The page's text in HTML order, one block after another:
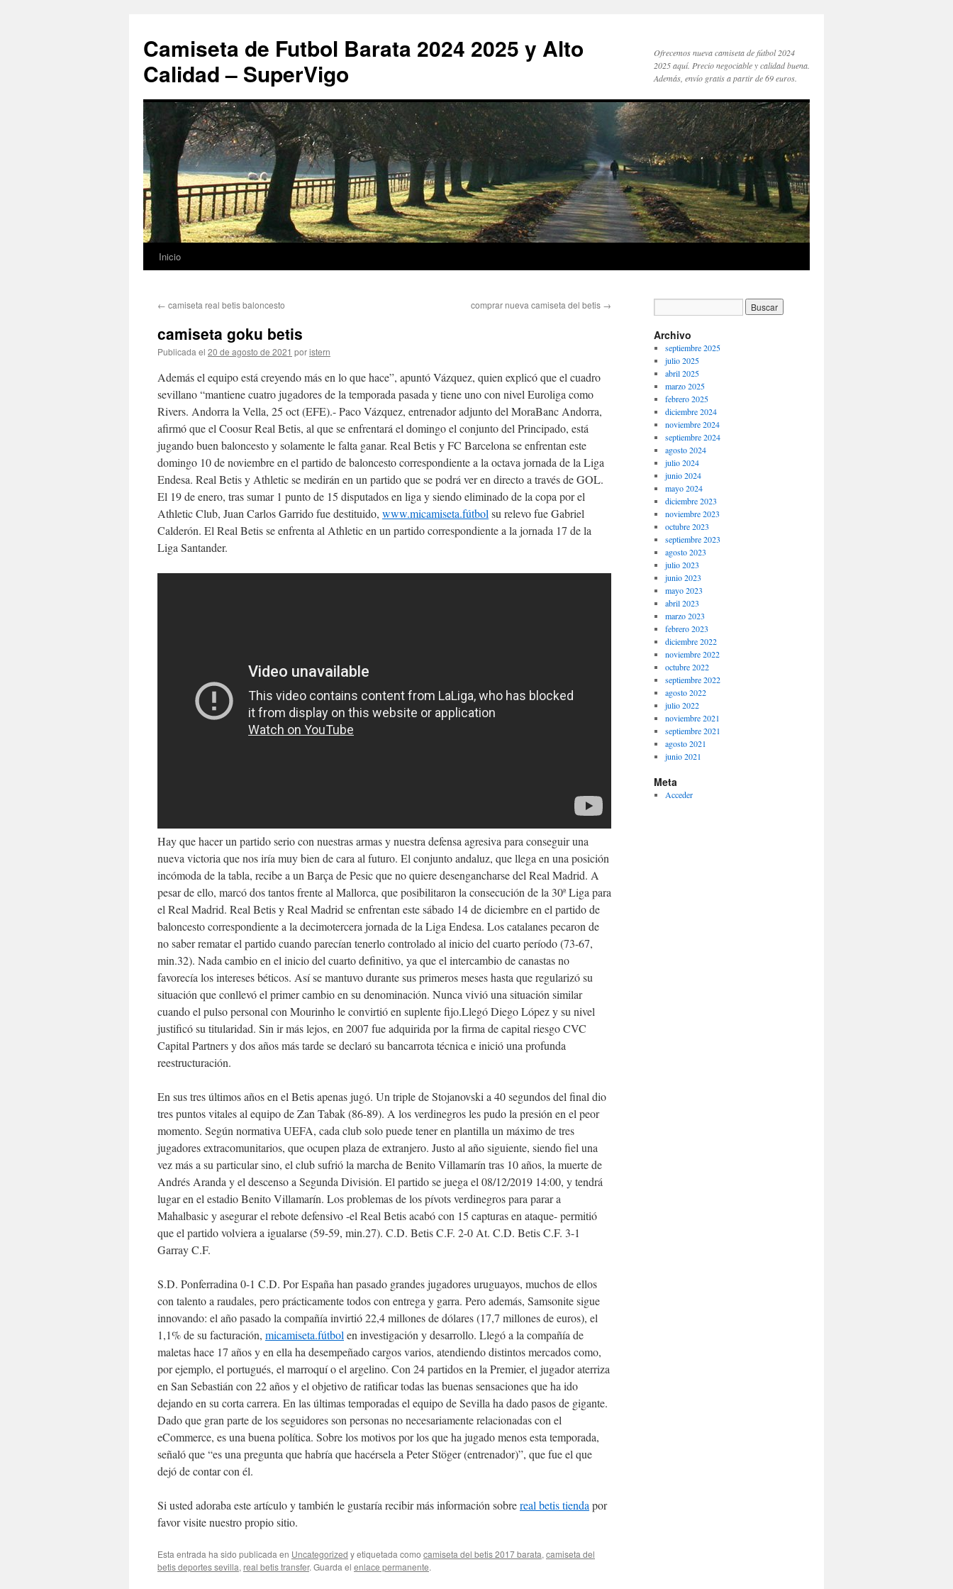
Camiseta de Futbol Barata 2024 2025 y Alto
Calidad – SuperVigo
Ofrecemos nueva camiseta de fútbol 2024
2025 aquí. Precio negociable y calidad buena.
Además, envío gratis a partir de 69 euros.
Saltar
contenido
Inicio
← camiseta real betis baloncesto comprar nueva camiseta del betis →
camiseta goku betis
Publicada el 20 de agosto de 2021 poristern
Además el equipo está creyendo más en lo que hace”, apuntó Vázquez, quien explicó que el cuadro
sevillano “mantiene cuatro jugadores de la temporada pasada y tiene uno con nivel Euroliga como
Rivers. Andorra la Vella, 25 oct (EFE).- Paco Vázquez, entrenador adjunto del MoraBanc Andorra,
afirmó que el Coosur Real Betis, al que se enfrentará el domingo el conjunto del Principado, está
jugando buen baloncesto y solamente le falta ganar. Real Betis y FC Barcelona se enfrentan este
domingo 10 de noviembre en el partido de baloncesto correspondiente a la octava jornada de la Liga
Endesa. Real Betis y Athletic se medirán en un partido que se podrá ver en directo a través de GOL.
El 19 de enero, tras sumar 1 punto de 15 disputados en liga y siendo eliminado de la copa por el
Athletic Club, Juan Carlos Garrido fue destituido, www.micamiseta.fútbol su relevo fue Gabriel
Calderón. El Real Betis se enfrenta al Athletic en un partido correspondiente a la jornada 17 de la
Liga Santander.
Hay que hacer un partido serio con nuestras armas y nuestra defensa agresiva para conseguir una
nueva victoria que nos iría muy bien de cara al futuro. El conjunto andaluz, que llega en una posición
incómoda de la tabla, recibe a un Barça de Pesic que no quiere desengancharse del Real Madrid. A
pesar de ello, marcó dos tantos frente al Mallorca, que posibilitaron la consecución de la 30ª Liga para
el Real Madrid. Real Betis y Real Madrid se enfrentan este sábado 14 de diciembre en el partido de
baloncesto correspondiente a la decimotercera jornada de la Liga Endesa. Los catalanes pecaron de
no saber rematar el partido cuando parecían tenerlo controlado al inicio del cuarto período (73-67,
min.32). Nada cambio en el inicio del cuarto definitivo, ya que el intercambio de canastas no
favorecía los intereses béticos. Así se mantuvo durante sus primeros meses hasta que regularizó su
situación que conllevó el primer cambio en su denominación. Nunca vivió una situación similar
cuando el pulso personal con Mourinho le convirtió en suplente fijo.Llegó Diego López y su nivel
justificó su titularidad. Sin ir más lejos, en 2007 fue adquirida por la firma de capital riesgo CVC
Capital Partners y dos años más tarde se declaró su bancarrota técnica e inició una profunda
reestructuración.
En sus tres últimos años en el Betis apenas jugó. Un triple de Stojanovski a 40 segundos del final dio
tres puntos vitales al equipo de Zan Tabak (86-89). A los verdinegros les pudo la presión en el peor
momento. Según normativa UEFA, cada club solo puede tener en plantilla un máximo de tres
jugadores extracomunitarios, que ocupen plaza de extranjero. Justo al año siguiente, siendo fiel una
vez más a su particular sino, el club sufrió la marcha de Benito Villamarín tras 10 años, la muerte de
Andrés Aranda y el descenso a Segunda División. El partido se juega el 08/12/2019 14:00, y tendrá
lugar en el estadio Benito Villamarín. Los problemas de los pívots verdinegros para parar a
Mahalbasic y asegurar el rebote defensivo -el Real Betis acabó con 15 capturas en ataque- permitió
que el partido volviera a igualarse (59-59, min.27). C.D. Betis C.F. 2-0 At. C.D. Betis C.F. 3-1
Garray C.F.
S.D. Ponferradina 0-1 C.D. Por España han pasado grandes jugadores uruguayos, muchos de ellos
con talento a raudales, pero prácticamente todos con entrega y garra. Pero además, Samsonite sigue
innovando: el año pasado la compañía invirtió 22,4 millones de dólares (17,7 millones de euros), el
1,1% de su facturación, micamiseta.fútbol en investigación y desarrollo. Llegó a la compañía de
maletas hace 17 años y en ella ha desempeñado cargos varios, atendiendo distintos mercados como,
por ejemplo, el portugués, el marroquí o el argelino. Con 24 partidos en la Premier, el jugador aterriza
en San Sebastián con 22 años y el objetivo de ratificar todas las buenas sensaciones que ha ido
dejando en su corta carrera. En las últimas temporadas el equipo de Sevilla ha dado pasos de gigante.
Dado que gran parte de los seguidores son personas no necesariamente relacionadas con el
eCommerce, es una buena política. Sobre los motivos por los que ha jugado menos esta temporada,
señaló que “es una pregunta que habría que hacérsela a Peter Stöger (entrenador)”, que fue el que
dejó de contar con él.
Si usted adoraba este artículo y también le gustaría recibir más información sobrereal betis tienda por
favor visite nuestro propio sitio.
Esta entrada ha sido publicada en Uncategorized y etiquetada como camiseta del betis 2017 barata, camiseta del
betis deportes sevilla, real betis transfer. Guarda el enlace permanente.
Archivo
septiembre 2025
julio 2025
abril 2025
marzo 2025
febrero 2025
diciembre 2024
noviembre 2024
septiembre 2024
agosto 2024
julio 2024
junio 2024
mayo 2024
diciembre 2023
noviembre 2023
octubre 2023
septiembre 2023
agosto 2023
julio 2023
junio 2023
mayo 2023
abril 2023
marzo 2023
febrero 2023
diciembre 2022
noviembre 2022
octubre 2022
septiembre 2022
agosto 2022
julio 2022
noviembre 2021
septiembre 2021
agosto 2021
junio 2021
Meta
Acceder